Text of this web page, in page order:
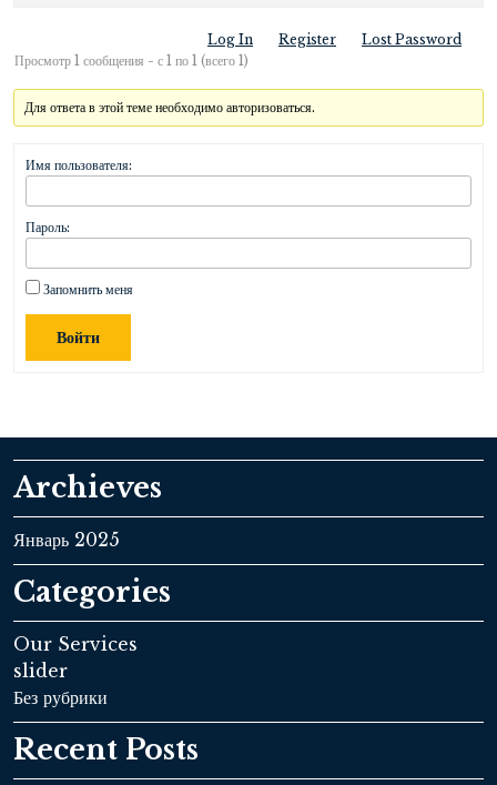
Log In Register
Lost Password
Просмотр 1 сообщения - с 1 по 1 (всего 1)
Для ответа в этой теме необходимо авторизоваться.
Имя пользователя:
Пароль:
Запомнить меня
Войти
Archieves
Январь 2025
Categories
Our Services
slider
Без рубрики
Recent Posts